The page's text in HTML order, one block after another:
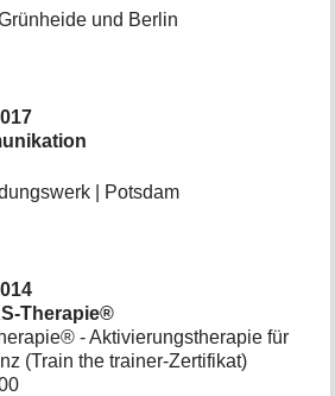
und Berlin
| Potsdam
Therapie®
- Aktivierungstherapie für
(Train the trainer-Zertifikat)